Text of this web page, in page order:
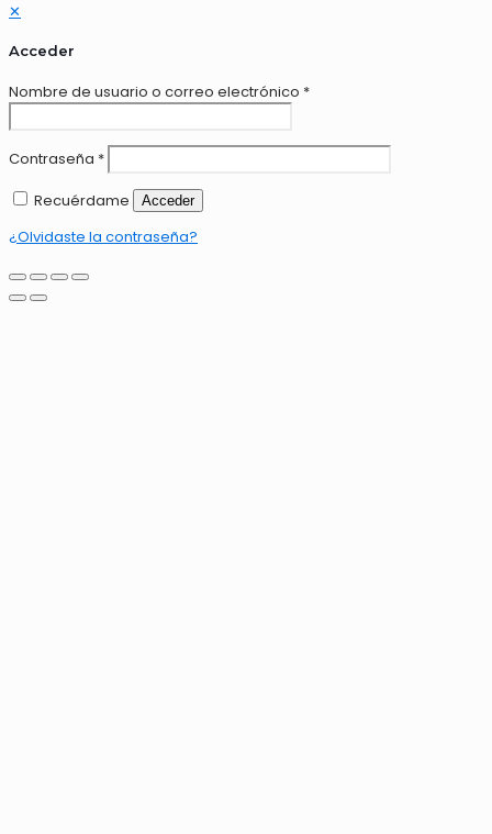
✕
Acceder
Nombre de usuario o correo electrónico *
Contraseña *
Recuérdame
Acceder
¿Olvidaste la contraseña?